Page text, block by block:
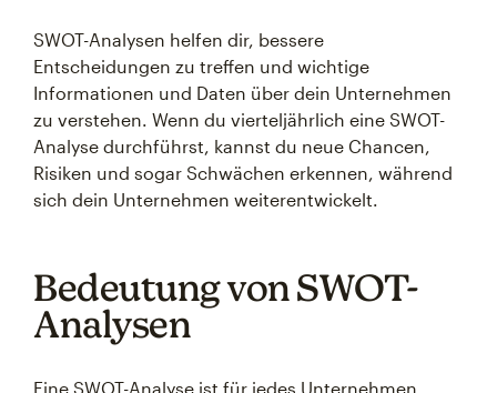
SWOT-Analysen helfen dir, bessere
Entscheidungen zu treffen und wichtige
Informationen und Daten über dein Unternehmen
zu verstehen. Wenn du vierteljährlich eine SWOT-
Analyse durchführst, kannst du neue Chancen,
Risiken und sogar Schwächen erkennen, während
sich dein Unternehmen weiterentwickelt.
Bedeutung von SWOT-
Analysen
Eine SWOT-Analyse ist für jedes Unternehmen